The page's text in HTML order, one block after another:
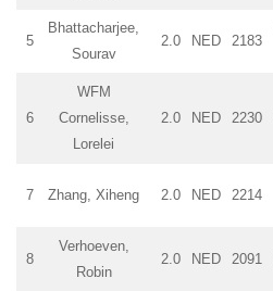
5
Bhattacharjee,
Sourav
2.0 NED 2183
6
WFM
Cornelisse,
Lorelei
2.0 NED 2230
7 Zhang, Xiheng 2.0 NED 2214
8
Verhoeven,
Robin
2.0 NED 2091